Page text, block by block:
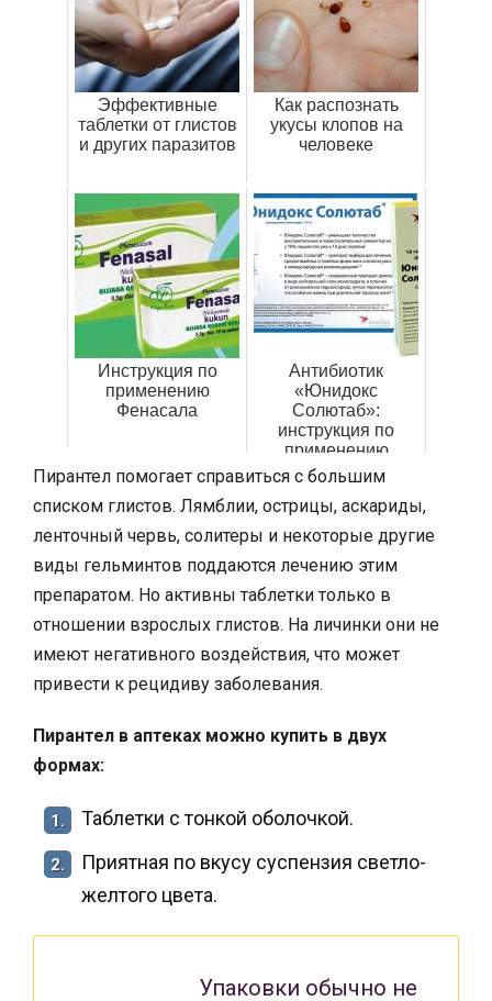
Эффективные
таблетки от глистов
и других паразитов
Как распознать
укусы клопов на
человеке
Инструкция по
применению
Фенасала
Антибиотик
«Юнидокс
Солютаб»:
инструкция по
применению
Пирантел помогает справиться с большим
списком глистов. Лямблии, острицы, аскариды,
ленточный червь, солитеры и некоторые другие
виды гельминтов поддаются лечению этим
препаратом. Но активны таблетки только в
отношении взрослых глистов. На личинки они не
имеют негативного воздействия, что может
привести к рецидиву заболевания.
Пирантел в аптеках можно купить в двух
формах:
1. Таблетки с тонкой оболочкой.
2.
Приятная по вкусу суспензия светло-
желтого цвета.
Упаковки обычно не